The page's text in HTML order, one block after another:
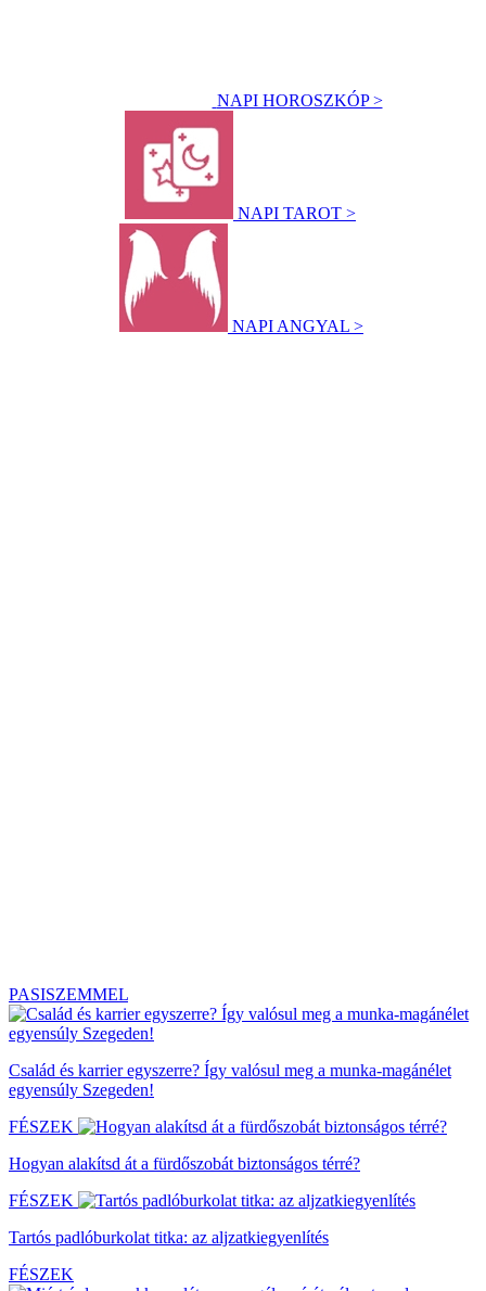
NAPI HOROSZKÓP >
NAPI TAROT >
NAPI ANGYAL >
PASISZEMMEL
Család és karrier egyszerre? Így valósul meg a munka-magánélet
egyensúly Szegeden!
FÉSZEK
Hogyan alakítsd át a fürdőszobát biztonságos térré?
FÉSZEK
Tartós padlóburkolat titka: az aljzatkiegyenlítés
FÉSZEK